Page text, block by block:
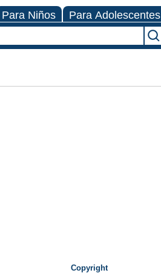
Para Niños Para Adolescentes
Copyright